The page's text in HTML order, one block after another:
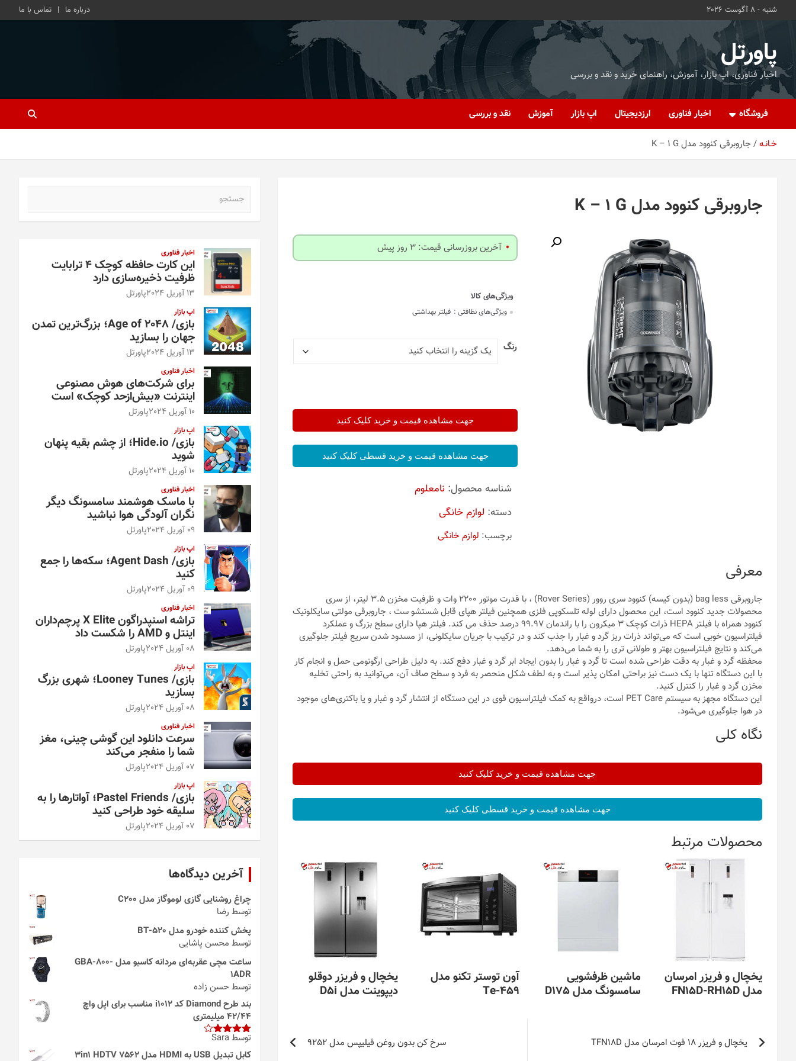
شنبه - 8 آگوست 2026 درباره ما تماس با ما
پاورتل
اخبار فناوری، اپ بازار، آموزش، راهنمای خرید و نقد و بررسی
فروشگاه اخبار فناوری ارزدیجیتال اپ بازار آموزش نقد و بررسی
خـانـه جاروبرقی کنوود مدل K – 1 G
جاروبرقی کنوود مدل K – 1 G
آخرین بروزرسانی قیمت: 3 روز پیش
ویژگی‌های نظافتی : فیلتر بهداشتی
رنگ
جهت مشاهده قیمت و خرید کلیک کنید
جهت مشاهده قیمت و خرید قسطی کلیک کنید
شناسه محصول: نامعلوم
دسته: لوازم خانگی
برچسب: لوازم خانگی
معرفی
جاروبرقی bag less (بدون کیسه) کنوود سری روور (Rover Series) ، با قدرت موتور 2200 وات و ظرفیت مخزن 3.5 لیتر، از سری
محصولات جدید کنوود است، این محصول دارای لوله تلسکوپی فلزی همچنین فیلتر هپای قابل شستشو ست ، جاروبرقی مولتی سایکلونیک
کنوود همراه با فیلتر HEPA ذرات کوچک 3 میکرون را با راندمان 99.97 درصد حذف می کند. فیلتر هپا دارای سطح بزرگ و عملکرد
فیلتراسیون خوبی است که می‌تواند ذرات ریز گرد و غبار را جذب کند و در ترکیب با جریان سایکلونی، از مسدود شدن سریع فیلتر جلوگیری
می‌کند و نتایج فیلتراسیون بهتر و طولانی تری را به شما می‌دهد.
محفظه گرد و غبار به دقت طراحی شده است تا گرد و غبار را بدون ایجاد ابر گرد و غبار دفع کند. به دلیل طراحی ارگونومی حمل و انجام کار
با این دستگاه تنها با یک دست نیز براحتی امکان پذیر است و به لطف شکل منحصر به فرد و سطح صاف آن، می‌توانید به راحتی تخلیه
مخزن گرد و غبار را کنترل کنید.
این دستگاه مجهز به سیستم PET Care است، درواقع به کمک فیلتراسیون قوی در این دستگاه از انتشار گرد و غبار و یا باکتری‌های موجود
در هوا جلوگیری می‌شود.
نگاه کلی
جهت مشاهده قیمت و خرید کلیک کنید
جهت مشاهده قیمت و خرید قسطی کلیک کنید
محصولات مرتبط
یخچال و فریزر امرسان
مدل FN15D-RH15D
ماشین ظرفشویی
سامسونگ مدل D175
آون توستر تکنو مدل
Te-459
یخچال و فریزر دوقلو
دیپوینت مدل D5i
راهبری
نوشتهیخچال و فریزر 18 فوت امرسان مدل TFN18D سرخ کن بدون روغن فیلیپس مدل 9252
اخبار فناوری
این کارت حافظه کوچک ۴ ترابایت
ظرفیت ذخیره‌سازی دارد
13 آوریل 2024 پاورتل
اپ بازار
بازی/ Age of 2048؛ بزرگ‌ترین تمدن
جهان را بسازید
13 آوریل 2024 پاورتل
اخبار فناوری
برای شرکت‌های هوش مصنوعی
اینترنت «بیش‌از‌حد کوچک» است
10 آوریل 2024 پاورتل
اپ بازار
بازی/ Hide.io؛ از چشم بقیه پنهان
شوید
10 آوریل 2024 پاورتل
اخبار فناوری
با ماسک هوشمند سامسونگ دیگر
نگران آلودگی هوا نباشید
09 آوریل 2024 پاورتل
اپ بازار
بازی/ Agent Dash؛ سکه‌ها را جمع
کنید
09 آوریل 2024 پاورتل
اخبار فناوری
تراشه اسنپدراگون X Elite پرچم‌داران
اینتل و AMD را شکست داد
08 آوریل 2024 پاورتل
اپ بازار
بازی/ Looney Tunes؛ شهری بزرگ
بسازید
08 آوریل 2024 پاورتل
اخبار فناوری
سرعت دانلود این گوشی چینی، مغز
شما را منفجر می‌کند
07 آوریل 2024 پاورتل
اپ بازار
بازی/ Pastel Friends؛ آواتارها را به
سلیقه خود طراحی کنید
07 آوریل 2024 پاورتل
آخرین دیدگاه‌ها
چراغ روشنایی گازی لوموگاز مدل C200
توسط رضا
پخش کننده خودرو مدل 520-BT
توسط محسن پاشایی
ساعت مچی عقربه‌ای مردانه کاسیو مدل GBA-800-
1ADR
توسط حسن زاده
بند طرح Diamond کد i1012 مناسب برای اپل واچ
42/44 میلیمتری
امتیاز4
از 5
توسط Sara
کابل تبدیل USB به HDMI مدل 3in1 HDTV 7562